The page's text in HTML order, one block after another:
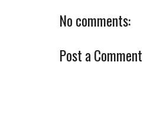
No comments:
Post a Comment